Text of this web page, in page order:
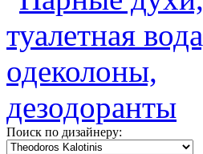
Поиск по дизайнеру: